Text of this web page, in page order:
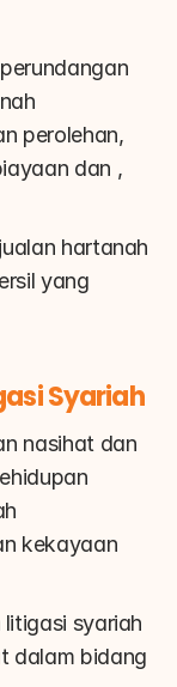
perolehan,
dan ,
hartanah
yang
Syariah
nasihat dan
kekayaan
syariah
dalam bidang